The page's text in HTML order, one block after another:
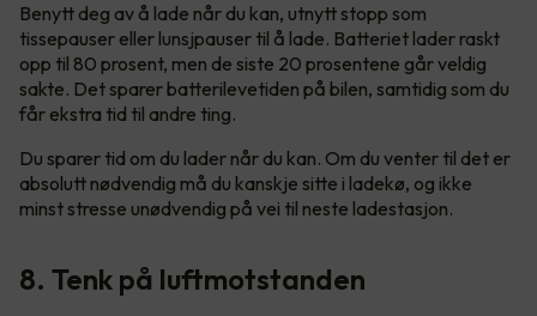
Benytt deg av å lade når du kan, utnytt stopp som
tissepauser eller lunsjpauser til å lade. Batteriet lader raskt
opp til 80 prosent, men de siste 20 prosentene går veldig
sakte. Det sparer batterilevetiden på bilen, samtidig som du
får ekstra tid til andre ting.
Du sparer tid om du lader når du kan. Om du venter til det er
absolutt nødvendig må du kanskje sitte i ladekø, og ikke
minst stresse unødvendig på vei til neste ladestasjon.
8. Tenk på luftmotstanden